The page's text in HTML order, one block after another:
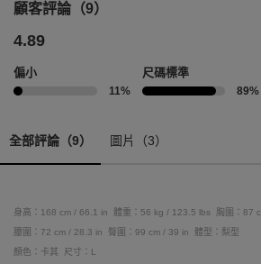
顧客評論（9）
4.89
偏小
11%
尺碼標準
89%
全部評論（9） 圖片（3）
身高：168 cm / 66.1 in 體重：56 kg / 123.5 lbs
胸圍：87
腰圍：72 cm / 28.3 in
臀圍：99 cm / 39 in
體型：梨型
顏色：卡其
尺寸：L